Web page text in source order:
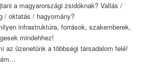
a magyarországi zsidóknak? Vallás /
/ oktatás / hagyomány?
infrastruktúra, források, szakemberek,
mindehhez!
az üzenetünk a többségi társadalom felé!